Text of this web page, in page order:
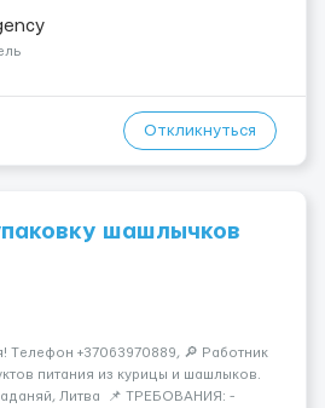
підтримку. Працюємо офіційно,
Откликнуться
шашлычков
Tелефон +37063970889, 🔎 Работник
питания из курицы и шашлыков.
Литва 📌 ТРЕБОВАНИЯ: -